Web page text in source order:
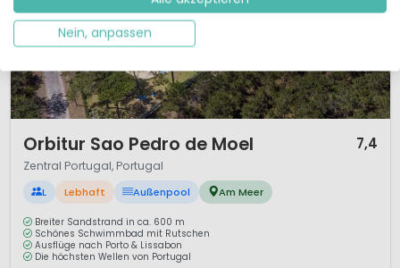
Orbitur Sao Pedro de Moel 7,4
Zentral Portugal, Portugal
L Lebhaft Außenpool Am Meer
Breiter Sandstrand in ca. 600 m
Schönes Schwimmbad mit Rutschen
Ausflüge nach Porto & Lissabon
Die höchsten Wellen von Portugal
Nein, anpassen